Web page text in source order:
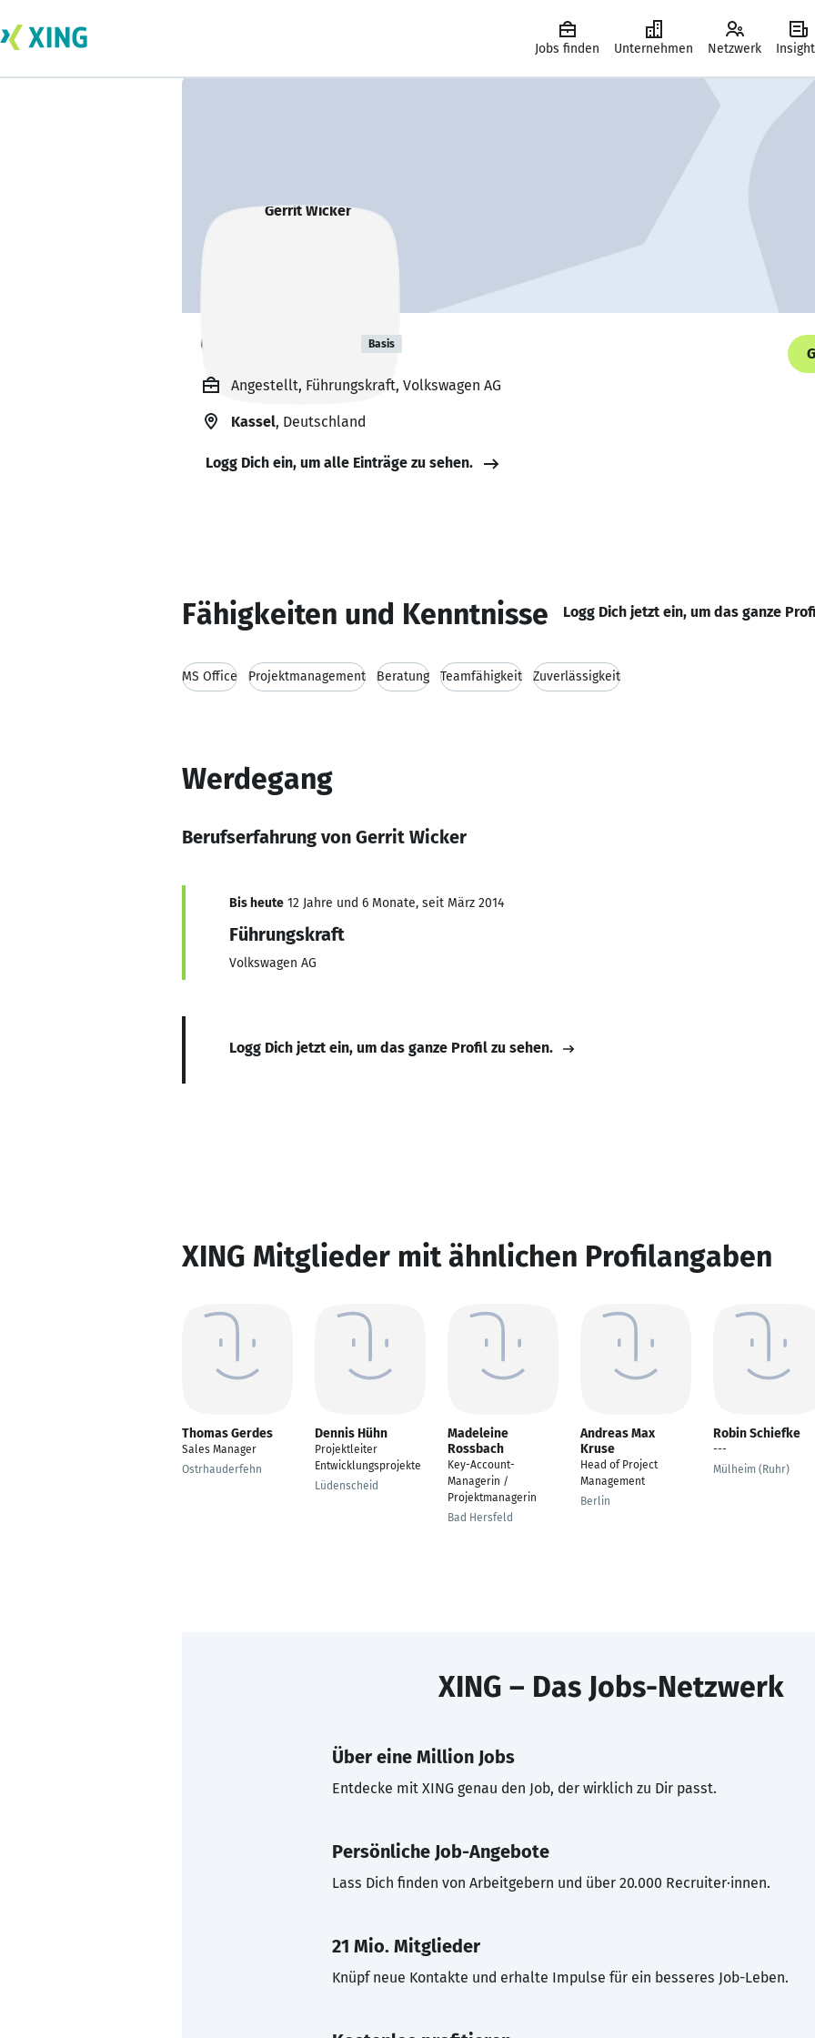
Jobs finden Unternehmen Netzwerk
Gerrit Wicker Basis
Angestellt, Führungskraft, Volkswagen AG
Kassel, Deutschland
Logg Dich ein, um alle Einträge zu sehen.
Fähigkeiten und Kenntnisse Logg Dich jetzt ein, um das ganze
MS Office Projektmanagement Beratung Teamfähigkeit Zuverlässigkeit
Werdegang
Berufserfahrung von Gerrit Wicker
Bis heute 12 Jahre und 6 Monate, seit März 2014
Führungskraft
Volkswagen AG
Logg Dich jetzt ein, um das ganze Profil zu sehen.
XING Mitglieder mit ähnlichen Profilangaben
Thomas Gerdes
Sales Manager
Ostrhauderfehn
Dennis Hühn
Projektleiter
Entwicklungsprojekte
Lüdenscheid
Madeleine
Rossbach
Key-Account-
Managerin /
Projektmanagerin
Bad Hersfeld
Andreas Max
Kruse
Head of Project
Management
Berlin
Robin Schiefke
---
Mülheim (Ruhr)
XING – Das Jobs-Netzwerk
Über eine Million Jobs
Entdecke mit XING genau den Job, der wirklich zu Dir passt.
Persönliche Job-Angebote
Lass Dich finden von Arbeitgebern und über 20.000 Recruiter·innen.
21 Mio. Mitglieder
Knüpf neue Kontakte und erhalte Impulse für ein besseres Job-Leben.